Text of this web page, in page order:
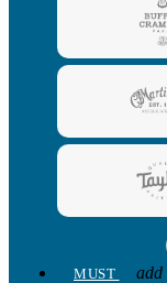
MUST
add